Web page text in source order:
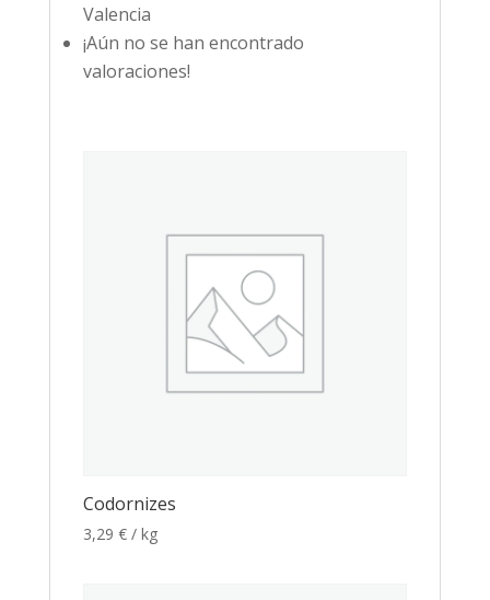
Valencia
¡Aún no se han encontrado
valoraciones!
Codornizes
3,29 € / kg